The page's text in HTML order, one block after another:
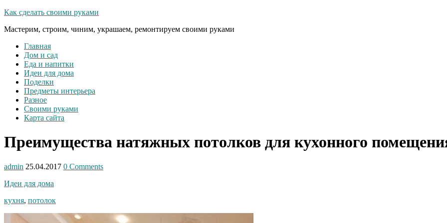
Как сделать своими руками
Мастерим, строим, чиним, украшаем, ремонтируем своими руками
Главная
Дом и сад
Еда и напитки
Идеи для дома
Поделки
Предметы интерьера
Разное
Своими руками
Карта сайта
Преимущества натяжных потолков для кухонного
admin 25.04.2017 0 Comments
Идеи для дома
кухня, потолок